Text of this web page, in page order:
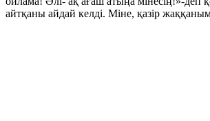
айтқаны айдай келді. Міне, қазір